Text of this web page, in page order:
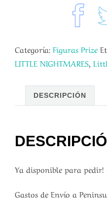
Categoría: Figuras Prize
LITTLE NIGHTMARES,
DESCRIPCIÓN
Ya disponible para
Gastos de Envío a